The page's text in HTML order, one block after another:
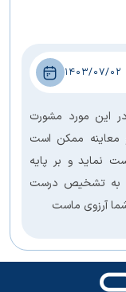
1403/07/02
این مورد مشورت
معاینه ممکن است
نماید و بر پایه
به تشخیص درست
آرزوی ماست